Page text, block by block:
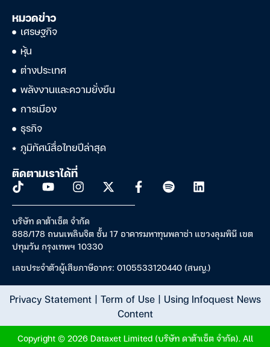
หมวดข่าว
เศรษฐกิจ
หุ้น
ต่างประเทศ
พลังงานและความยั่งยืน
การเมือง
ธุรกิจ
ภูมิทัศน์สื่อไทยปีล่าสุด
ติดตามเราได้ที่
บริษัท ดาต้าเซ็ต จำกัด
888/178 ถนนเพลินจิต ชั้น 17 อาคารมหาทุนพลาซ่า แขวงลุมพินี เขต
ปทุมวัน กรุงเทพฯ 10330
เลขประจำตัวผู้เสียภาษีอากร: 0105533120440 (สนญ.)
Privacy Statement| Term of Use| Using Infoquest News
Content
Copyright © 2026 Dataxet Limited (บริษัท ดาต้าเซ็ต จำกัด). All